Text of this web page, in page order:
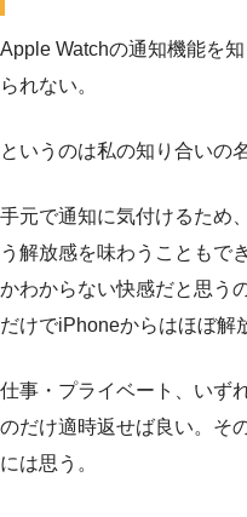
Apple Watchの通知機能を
られない。
というのは私の知り合いの
手元で通知に気付けるため
う解放感を味わうこともで
かわからない快感だと思う
だけでiPhoneからはほぼ解
仕事・プライベート、いず
のだけ適時返せば良い。そ
には思う。